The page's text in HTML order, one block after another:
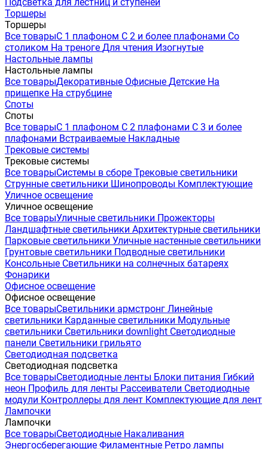
Торшеры
Торшеры
Все товарыС 1 плафоном С 2 и более плафонами Со
столиком На треноге Для чтения Изогнутые
Настольные лампы
Настольные лампы
Все товарыДекоративные Офисные Детские На
прищепке На струбцине
Споты
Споты
Все товарыС 1 плафоном С 2 плафонами С 3 и более
плафонами Встраиваемые Накладные
Трековые системы
Трековые системы
Все товарыСистемы в сборе Трековые светильники
Струнные светильники Шинопроводы Комплектующие
Уличное освещение
Уличное освещение
Все товарыУличные светильники Прожекторы
Ландшафтные светильники Архитектурные светильники
Парковые светильники Уличные настенные светильники
Грунтовые светильники Подводные светильники
Консольные Светильники на солнечных батареях
Фонарики
Офисное освещение
Офисное освещение
Все товарыСветильники армстронг Линейные
светильники Карданные светильники Модульные
светильники Светильники downlight Светодиодные
панели Светильники грильято
Светодиодная подсветка
Светодиодная подсветка
Все товарыСветодиодные ленты Блоки питания Гибкий
неон Профиль для ленты Рассеиватели Светодиодные
модули Контроллеры для лент Комплектующие для лент
Лампочки
Лампочки
Все товарыСветодиодные Накаливания
Энергосберегающие Филаментные Ретро лампы